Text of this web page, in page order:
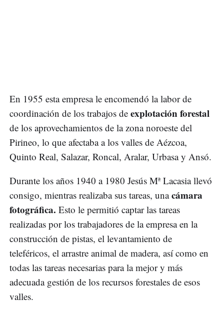
En 1955 esta empresa le encomendó la labor de
coordinación de los trabajos de explotación forestal
de los aprovechamientos de la zona noroeste del
Pirineo, lo que afectaba a los valles de Aézcoa,
Quinto Real, Salazar, Roncal, Aralar, Urbasa y Ansó.
Durante los años 1940 a 1980 Jesús Mª Lacasia llevó
consigo, mientras realizaba sus tareas, unacámara
fotográfica. Esto le permitió captar las tareas
realizadas por los trabajadores de la empresa en la
construcción de pistas, el levantamiento de
teleféricos, el arrastre animal de madera, así como en
todas las tareas necesarias para la mejor y más
adecuada gestión de los recursos forestales de esos
valles.